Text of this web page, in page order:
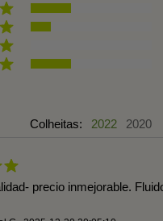
Colheitas: 2022 2020
precio inmejorable.